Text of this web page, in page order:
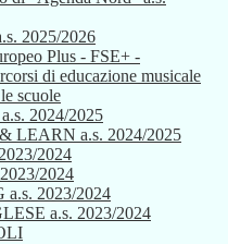
2025/2026
Plus - FSE+ -
di educazione musicale
scuole
2024/2025
LEARN a.s. 2024/2025
2024
2024
2023/2024
a.s. 2023/2024